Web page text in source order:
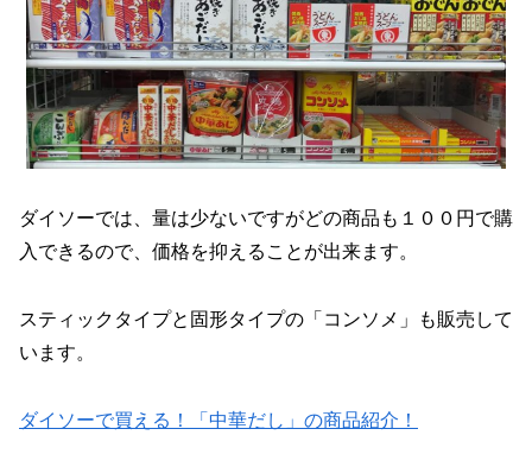
ダイソーでは、量は少ないですがどの商品も１００円で購
入できるので、価格を抑えることが出来ます。
スティックタイプと固形タイプの「コンソメ」も販売して
います。
ダイソーで買える！「中華だし」の商品紹介！